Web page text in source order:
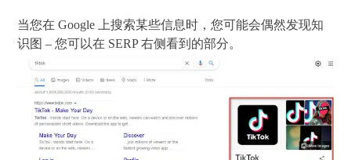
当您在 Google 上搜索某些信息时，您可能会偶然发现知
识图 – 您可以在 SERP 右侧看到的部分。